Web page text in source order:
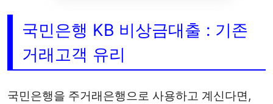
국민은행 KB 비상금대출 : 기존
거래고객 유리
국민은행을 주거래은행으로 사용하고 계신다면,